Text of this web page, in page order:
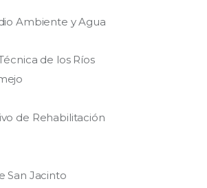
Ambiente y Agua
de los Ríos
de Rehabilitación
San Jacinto